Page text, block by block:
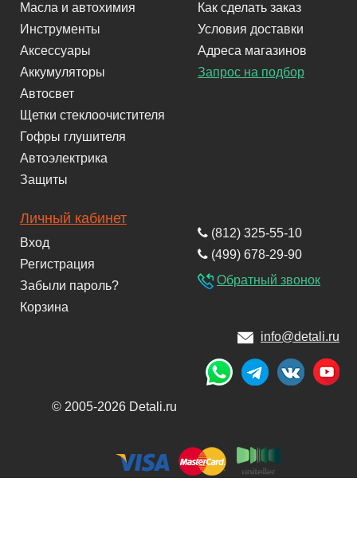
Масла и автохимия
Инструменты
Аксессуары
Аккумуляторы
Автосвет
Щетки стеклоочистителя
Гофры глушителя
Автоэлектрика
Защиты
Как сделать заказ
Условия доставки
Адреса магазинов
Запрос на подбор
Личный кабинет
Вход
Регистрация
Забыли пароль?
Корзина
(812) 325-55-10
(499) 678-29-90
Обратный звонок
info@detali.ru
© 2005-2026 Detali.ru